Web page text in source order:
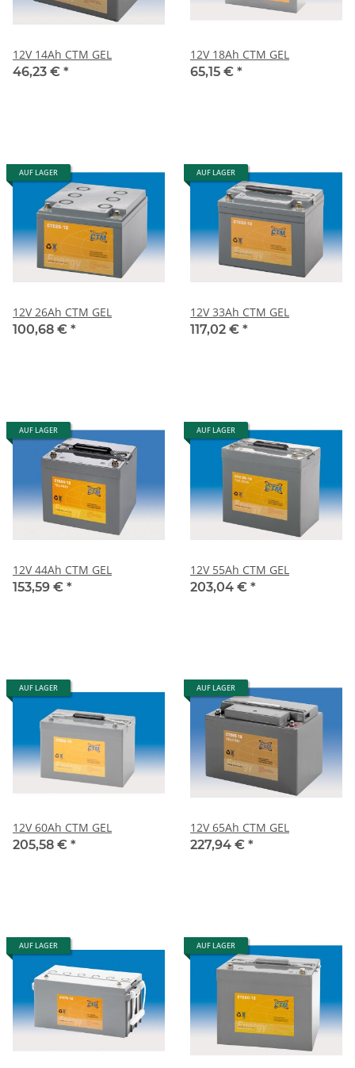
12V 14Ah CTM GEL
46,23 € *
12V 18Ah CTM GEL
65,15 € *
AUF LAGER
12V 26Ah CTM GEL
100,68 € *
AUF LAGER
12V 33Ah CTM GEL
117,02 € *
AUF LAGER
12V 44Ah CTM GEL
153,59 € *
AUF LAGER
12V 55Ah CTM GEL
203,04 € *
AUF LAGER
12V 60Ah CTM GEL
205,58 € *
AUF LAGER
12V 65Ah CTM GEL
227,94 € *
AUF LAGER AUF LAGER